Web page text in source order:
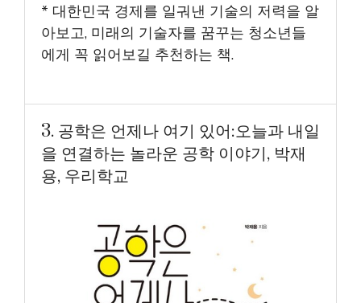
* 대한민국 경제를 일궈낸 기술의 저력을 알
아보고, 미래의 기술자를 꿈꾸는 청소년들
에게 꼭 읽어보길 추천하는 책.
3. 공학은 언제나 여기 있어:오늘과 내일
을 연결하는 놀라운 공학 이야기, 박재
용, 우리학교